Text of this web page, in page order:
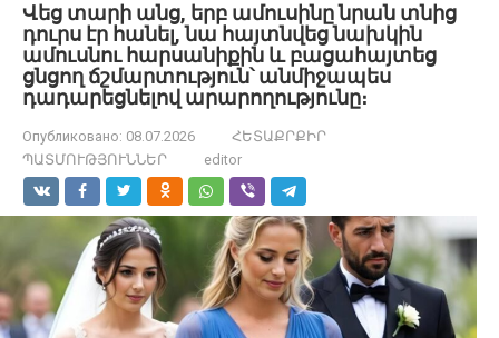
Վեց տարի անց, երբ ամուսինը նրան տնից
դուրս էր հանել, նա հայտնվեց նախկին
ամուսնու հարսանիքին և բացահայտեց
ցնցող ճշմարտություն՝ անմիջապես
դադարեցնելով արարողությունը։
Опубликовано: 08.07.2026
ՀԵՏԱՔՐՔԻՐ
ՊԱՏՄՈՒԹՅՈՒՆՆԵՐ
editor